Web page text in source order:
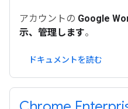
アカウントの Google
示、管理します。
ドキュメントを読む